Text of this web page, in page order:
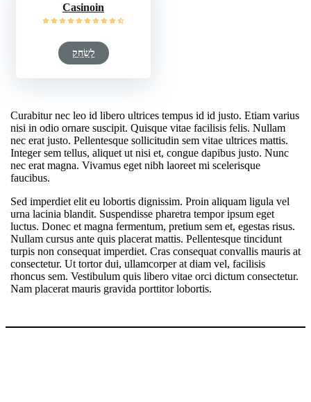
Casinoin
לְשַׂחֵק
Curabitur nec leo id libero ultrices tempus id id justo. Etiam varius
nisi in odio ornare suscipit. Quisque vitae facilisis felis. Nullam
nec erat justo. Pellentesque sollicitudin sem vitae ultrices mattis.
Integer sem tellus, aliquet ut nisi et, congue dapibus justo. Nunc
nec erat magna. Vivamus eget nibh laoreet mi scelerisque
faucibus.
Sed imperdiet elit eu lobortis dignissim. Proin aliquam ligula vel
urna lacinia blandit. Suspendisse pharetra tempor ipsum eget
luctus. Donec et magna fermentum, pretium sem et, egestas risus.
Nullam cursus ante quis placerat mattis. Pellentesque tincidunt
turpis non consequat imperdiet. Cras consequat convallis mauris at
consectetur. Ut tortor dui, ullamcorper at diam vel, facilisis
rhoncus sem. Vestibulum quis libero vitae orci dictum consectetur.
Nam placerat mauris gravida porttitor lobortis.